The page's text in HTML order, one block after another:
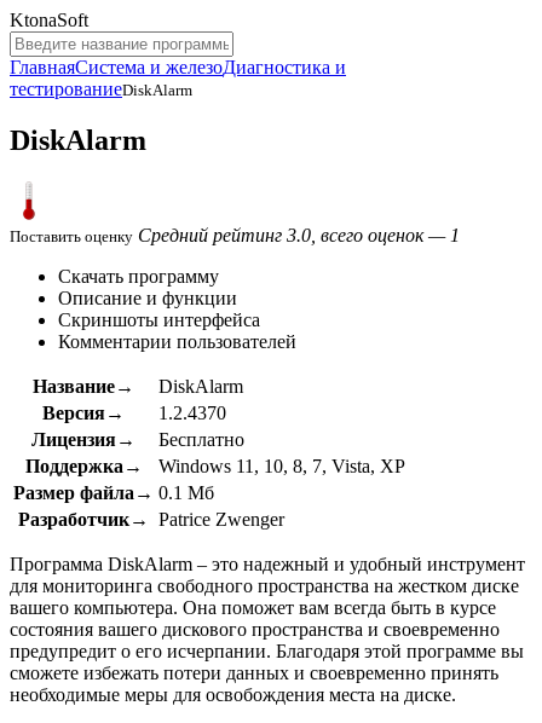
KtonaSoft
ГлавнаяСистема и железоДиагностика и
тестированиеDiskAlarm
DiskAlarm
Поставить оценку Средний рейтинг 3.0, всего оценок — 1
Скачать программу
Описание и функции
Скриншоты интерфейса
Комментарии пользователей
Название→
DiskAlarm
Версия→
1.2.4370
Лицензия→
Бесплатно
Поддержка→
Windows 11, 10, 8, 7, Vista, XP
Размер файла→ 0.1 Мб
Разработчик→
Patrice Zwenger
Программа DiskAlarm – это надежный и удобный инструмент
для мониторинга свободного пространства на жестком диске
вашего компьютера. Она поможет вам всегда быть в курсе
состояния вашего дискового пространства и своевременно
предупредит о его исчерпании. Благодаря этой программе вы
сможете избежать потери данных и своевременно принять
необходимые меры для освобождения места на диске.